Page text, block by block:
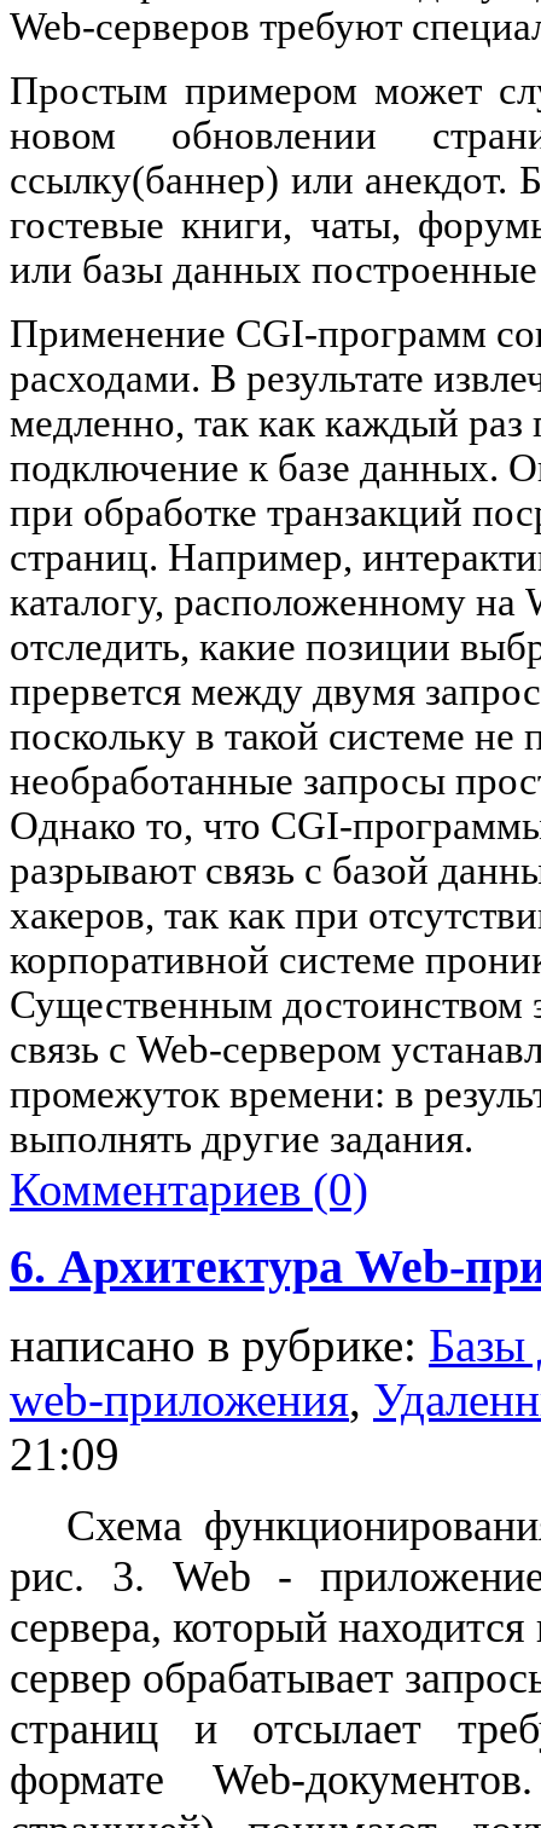
Web-серверов требуют
Простым примером может
новом обновлении
ссылку(баннер) или анекдот.
гостевые книги, чаты,
или базы данных
Применение CGI-программ
расходами. В результате
медленно, так как каждый раз
подключение к базе данных.
при обработке транзакций
страниц. Например,
каталогу, расположенному на
отследить, какие позиции
прервется между двумя
поскольку в такой системе
необработанные запросы
Однако то, что CGI-
разрывают связь с базой
хакеров, так как при
корпоративной системе
Существенным достоинством
связь с Web-сервером
промежуток времени: в
выполнять другие задания.
Комментариев (0)
6. Архитектура Web-
написано в рубрике:
web-приложения,
21:09
Схема
рис. 3. Web -
сервера, который
сервер обрабатывает
страниц и отсылает
формате Web-документов.